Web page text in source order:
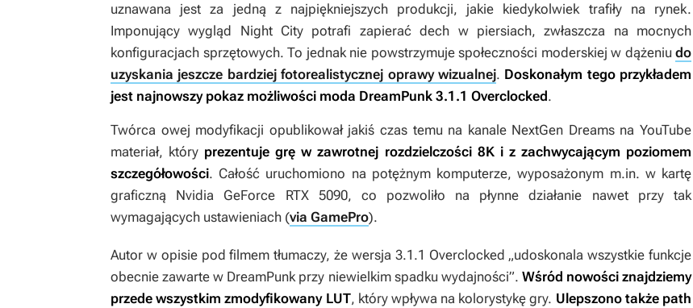
uznawana jest za jedną z najpiękniejszych produkcji, jakie kiedykolwiek trafiły na rynek.
Imponujący wygląd Night City potrafi zapierać dech w piersiach, zwłaszcza na mocnych
konfiguracjach sprzętowych. To jednak nie powstrzymuje społeczności moderskiej w dążeniu do
uzyskania jeszcze bardziej fotorealistycznej oprawy wizualnej. Doskonałym tego przykładem
jest najnowszy pokaz możliwości moda DreamPunk 3.1.1 Overclocked.
Twórca owej modyfikacji opublikował jakiś czas temu na kanale NextGen Dreams na YouTube
materiał, który prezentuje grę w zawrotnej rozdzielczości 8K i z zachwycającym poziomem
szczegółowości. Całość uruchomiono na potężnym komputerze, wyposażonym m.in. w kartę
graficzną Nvidia GeForce RTX 5090, co pozwoliło na płynne działanie nawet przy tak
wymagających ustawieniach (via GamePro).
Autor w opisie pod filmem tłumaczy, że wersja 3.1.1 Overclocked „udoskonala wszystkie funkcje
obecnie zawarte w DreamPunkprzy niewielkim spadku wydajności”. Wśród nowości znajdziemy
przede wszystkim zmodyfikowany LUT, który wpływa na kolorystykę gry. Ulepszono także path